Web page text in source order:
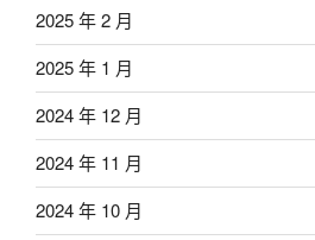
2025 年 2 月
2025 年 1 月
2024 年 12 月
2024 年 11 月
2024 年 10 月